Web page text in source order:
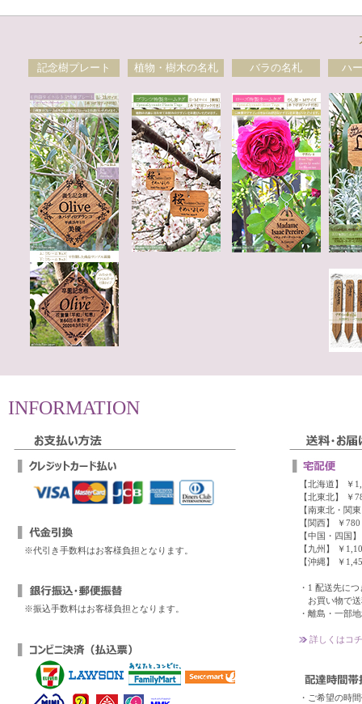
記念樹プレート 植物・樹木の名札 バラの名札 ハ
INFORMATION
※代引き手数料はお客様負担となります。
※振込手数料はお客様負担となります。
【北海道】 ￥
【北東北】 ￥
【南東北・関東
【関西】 ￥780
【中国・四国】
【九州】 ￥
【沖縄】 ￥
・1 配送先につ
お買い物で送
・離島・一部地
詳しくはコ
・ご希望の時間